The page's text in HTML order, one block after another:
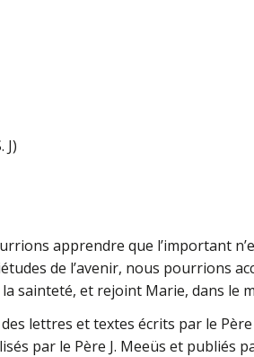
J)
apprendre que l’important
de l’avenir, nous pourrions
la sainteté, et rejoint Marie, dans le
lettres et textes écrits par le
par le Père J. Meeüs et publiés